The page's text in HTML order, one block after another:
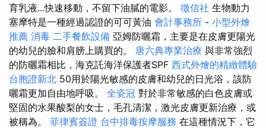
育乳液...快速移動，不留下油膩的電影。 徵信社 生物動力
塞摩特是一種經過認證的可可黃油 會計事務所 - 小型外燴
推薦 消毒 二手餐飲設備 亞姆防曬霜，主要是在皮膚更陽光
的幼兒的臉和肩膀上購買的。 唐六典專業治療 與非常強烈
的防曬霜相比，海克託海洋保護者SPF 西式外燴的精緻體驗
台胞證新北 50用於陽光敏感的皮膚和幼兒的日光浴，該防
曬霜更加自由地呼吸。 全瓷冠 對於非常敏感的白色皮膚或
堅固的水果酸梨的女士，毛孔清潔，激光皮膚更新治療，或
被稱為。 菲律賓簽證 台中排毒按摩服務 在這種情況下，它